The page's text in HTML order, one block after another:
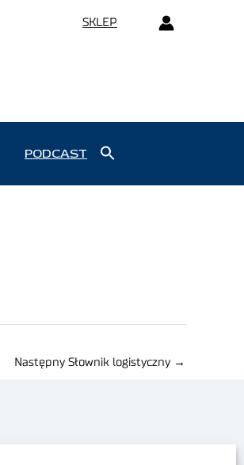
SKLEP
PODCAST
Następny Słownik logistyczny →